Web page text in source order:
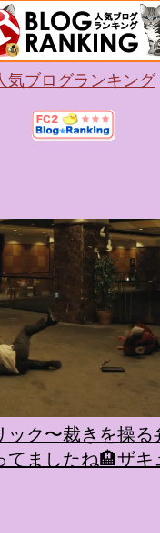
気ブログランキング
ック〜裁きを操る
てましたね🏨ザキ